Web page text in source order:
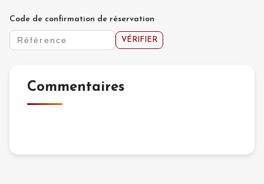
Code de confirmation de réservation
VÉRIFIER
Commentaires